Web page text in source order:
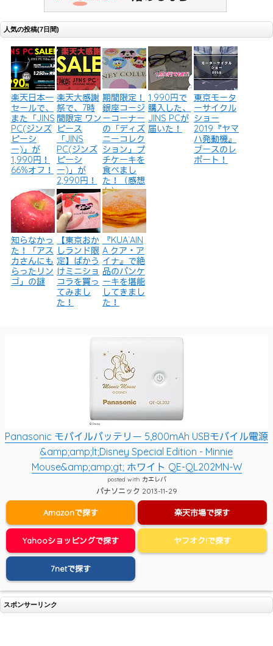
人気の投稿(7日間)
楽天日本一
セールで、
また「JINS
PC(ジンズ
ピーシ
ー)」が
1,990円！
66%オフ！
楽天大感謝
祭で、7時
間限定 ワン
ピース
「JINS
PC(ジンズ
ピーシ
ー)」が
2,990円！
期間限定！
銀座コージ
ーコーナー
の「ディズ
ニーコレク
ション」プ
チケーキを
食べまし
た！（感想
も）
1,990円で
購入した、
JINS PCが
届いた！
東京モータ
ーサイクル
ショー
2019『ヤマ
ハ発動機』
ブースのレ
ポート！
知らなかっ
た！「アス
カさんにも
らったリン
ゴ」の謎
【東京おか
しランド限
定】ばかう
けミニショ
コラを買っ
てみまし
た！
『KUA`AIN
A クア・ア
イナ』で絶
品のパンケ
ーキを堪能
してきまし
た！
Panasonic モバイルバッテリー 5,800mAh USBモバイル電源
&amp;amp;lt;Disney Special Edition - Minnie
Mouse&amp;amp;gt; ホワイト QE-QL202MN-W
posted with カエレバ
パナソニック 2013-11-29
Amazonで探す 楽天市場で探す
Yahooショッピングで探す ヤフオク!で探す
7netで探す
スポンサーリンク